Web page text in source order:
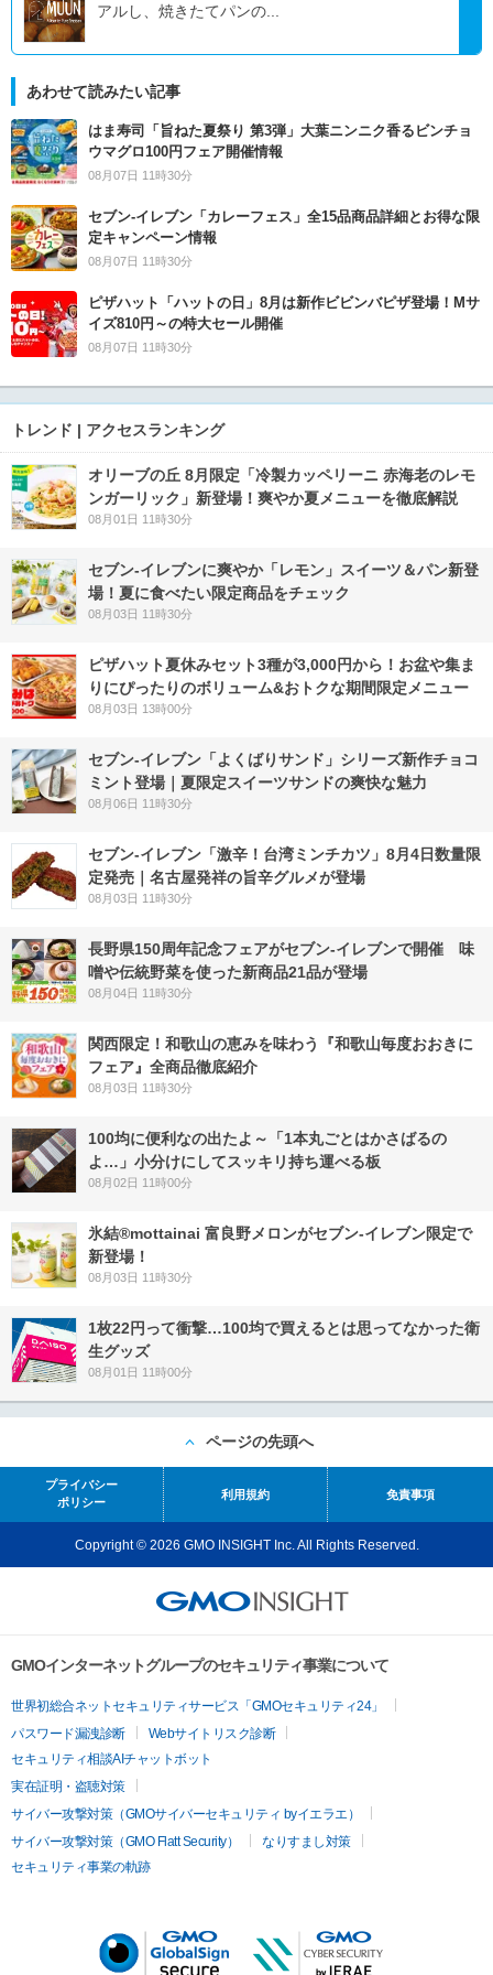
アルし、焼きたてパンの...
あわせて読みたい記事
はま寿司「旨ねた夏祭り 第3弾」大葉ニンニク香るビンチョ
ウマグロ100円フェア開催情報
08月07日 11時30分
セブン‐イレブン「カレーフェス」全15品商品詳細とお得な限
定キャンペーン情報
08月07日 11時30分
ピザハット「ハットの日」8月は新作ビビンバピザ登場！Mサ
イズ810円～の特大セール開催
08月07日 11時30分
トレンド | アクセスランキング
オリーブの丘 8月限定「冷製カッペリーニ 赤海老のレモ
ンガーリック」新登場！爽やか夏メニューを徹底解説
08月01日 11時30分
セブン‐イレブンに爽やか「レモン」スイーツ＆パン新登
場！夏に食べたい限定商品をチェック
08月03日 11時30分
ピザハット夏休みセット3種が3,000円から！お盆や集ま
りにぴったりのボリューム&おトクな期間限定メニュー
08月03日 13時00分
セブン‐イレブン「よくばりサンド」シリーズ新作チョコ
ミント登場｜夏限定スイーツサンドの爽快な魅力
08月06日 11時30分
セブン-イレブン「激辛！台湾ミンチカツ」8月4日数量限
定発売｜名古屋発祥の旨辛グルメが登場
08月03日 11時30分
長野県150周年記念フェアがセブン-イレブンで開催 味
噌や伝統野菜を使った新商品21品が登場
08月04日 11時30分
関西限定！和歌山の恵みを味わう『和歌山毎度おおきに
フェア』全商品徹底紹介
08月03日 11時30分
100均に便利なの出たよ～「1本丸ごとはかさばるの
よ…」小分けにしてスッキリ持ち運べる板
08月02日 11時00分
氷結®mottainai 富良野メロンがセブン‐イレブン限定で
新登場！
08月03日 11時30分
1枚22円って衝撃…100均で買えるとは思ってなかった衛
生グッズ
08月01日 11時00分
ページの先頭へ
プライバシー
ポリシー
利用規約 免責事項
Copyright © 2026 GMO INSIGHT Inc. All Rights Reserved.
GMOインターネットグループのセキュリティ事業について
世界初総合ネットセキュリティサービス「GMOセキュリティ24」
パスワード漏洩診断
Webサイトリスク診断
セキュリティ相談AIチャットボット
実在証明・盗聴対策
サイバー攻撃対策（GMOサイバーセキュリティ byイエラエ）
サイバー攻撃対策（GMO Flatt Security）
なりすまし対策
セキュリティ事業の軌跡